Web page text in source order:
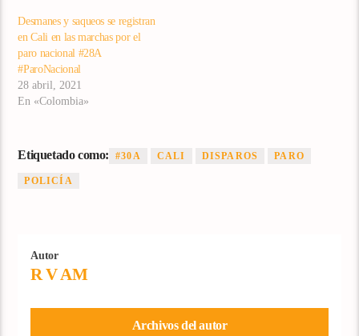
Desmanes y saqueos se registran
en Cali en las marchas por el
paro nacional #28A​
#ParoNacional
28 abril, 2021
En «Colombia»
Etiquetado como: #30A CALI DISPAROS PARO
POLICÍA
Autor
R V AM
Archivos del autor